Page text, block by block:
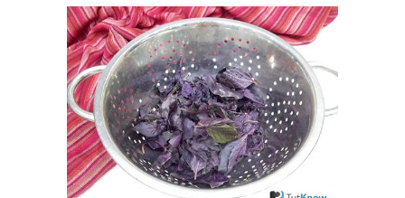
Базилик с уксусом Заготовка из базилика
Песто из базилика Базилик с петрушкой